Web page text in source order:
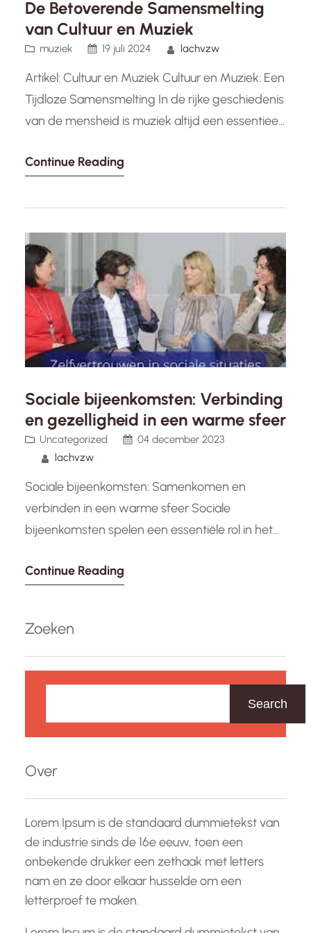
De Betoverende Samensmelting
van Cultuur en Muziek
muziek 19 juli 2024 lachvzw
Artikel: Cultuur en Muziek Cultuur en Muziek: Een
Tijdloze Samensmelting In de rijke geschiedenis
van de mensheid is muziek altijd een essentieel
Het vermogen van muziek om emoties te uiten,
creëren, maakt het een krachtig medium dat
Continue Reading
Sociale bijeenkomsten: Verbinding
en gezelligheid in een warme sfeer
Uncategorized
04 december 2023
lachvzw
Sociale bijeenkomsten: Samenkomen en
verbinden in een warme sfeer Sociale
bijeenkomsten spelen een essentiële rol in het
bevorderen van sociale verbindingen. Of het nu
bijeenkomsten bieden een gelegenheid voor
mensen om elkaar te ontmoeten, te leren
Continue Reading
Zoeken
k
n
Search
Over
Lorem Ipsum is de standaard dummietekst van
de industrie sinds de 16e eeuw, toen een
onbekende drukker een zethaak met letters
nam en ze door elkaar husselde om een
letterproef te maken.